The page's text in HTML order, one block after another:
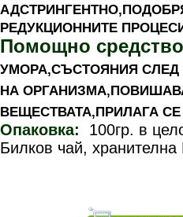
РЕДУКЦИОННИТЕ
Помощно
УМОРА,СЪСТОЯНИЯ СЛЕД
НА
ВЕЩЕСТВАТА,ПРИЛАГА
Опаковка: 100гр. в
Билков чай,